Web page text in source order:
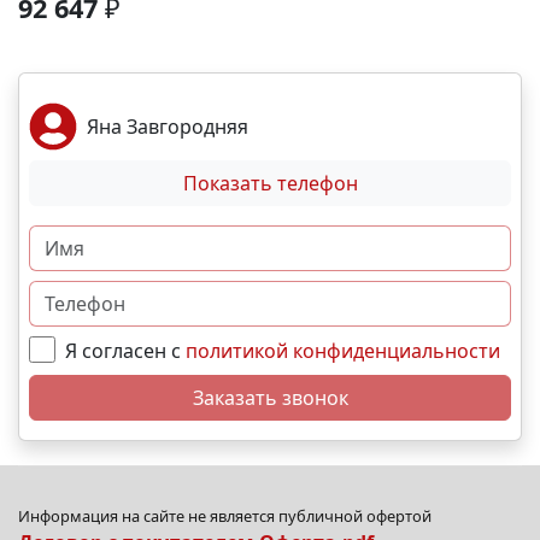
Безопасный двор без машин. 🅿 Собственный
Пешком: 🚏 Остановки общественного транспорта-
2 мин На машине: ✈ Аэропорт – 2 часа. 🏖 Море и
пляж – 10 мин. 🏙 Центр города – 30 мин. 🌁
Крымский мост – 4:30 мин. Выгодные условия
покупки: • Беспроцентная рассрочка от
застройщика; • Семейная, военная,IT- ипотека; •
Материнский капитал; • Дистанционная покупка. 📞
Свяжитесь с нами прямо сейчас и мы подберем
лучший вариант именно для Вас. N10898
92 647 ₽
Яна Завгородняя
Показать телефон
Я согласен с политикой конфиденциальности
Заказать звонок
Информация на сайте не является публичной офертой